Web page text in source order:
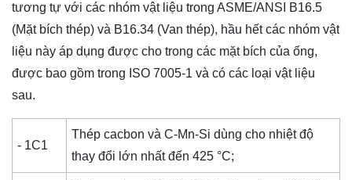
tương tự với các nhóm vật liệu trong ASME/ANSI B16.5
(Mặt bích thép) và B16.34 (Van thép), hầu hết các nhóm vật
liệu này áp dụng được cho trong các mặt bích của ống,
được bao gồm trong ISO 7005-1 và có các loại vật liệu
sau.
- 1C1
Thép cacbon và C-Mn-Si dùng cho nhiệt độ
thay đổi lớn nhất đến 425 °C;